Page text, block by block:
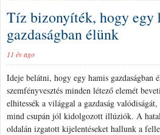
Tíz bizonyíték, hogy egy
gazdaságban élünk
11 év ago
Ideje belátni, hogy egy hamis gazdaságban
szemfényvesztés minden létező elemét
elhitessék a világgal a gazdaság valódiságát,
mind csupán jól kidolgozott illúziók. A
oldalán izgatott kijelentéseket hallunk a